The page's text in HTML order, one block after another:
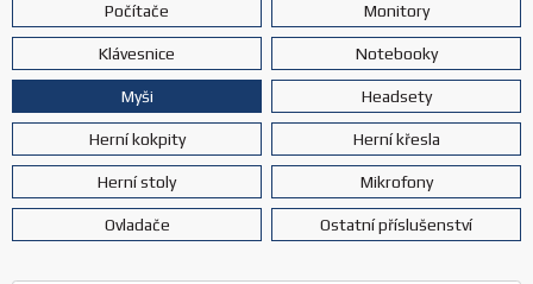
Počítače Monitory
Klávesnice Notebooky
Myši Headsety
Herní kokpity Herní křesla
Herní stoly Mikrofony
Ovladače Ostatní příslušenství